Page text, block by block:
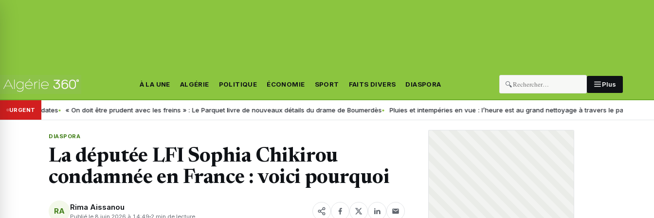
À LA UNE ALGÉRIE POLITIQUE ÉCONOMIE SPORT FAITS DIVERS DIASPORA 🔍 Plus
URGENT
dates « On doit être prudent avec les freins » : Le Parquet livre de nouveaux détails du drame de Boumerdès Pluies et intempéries en vue : l’heure est au grand nettoyage à travers le pays Déraillement à
DIASPORA
La députée LFI Sophia Chikirou
condamnée en France : voici pourquoi
RA Rima Aissanou
Publié le 8 juin 2026 à 14:49 2 min de lecture